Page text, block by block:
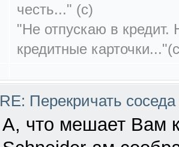
честь..." (c)
"Не отпускаю в
кредитные
RE: Перекричать
А, что мешает Вам